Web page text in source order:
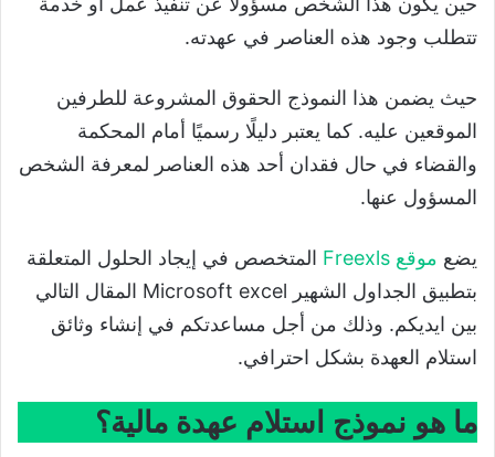
تتطلب وجود هذه العناصر في عهدته.
حيث يضمن هذا النموذج الحقوق المشروعة للطرفين
الموقعين عليه. كما يعتبر دليلًا رسميًا أمام المحكمة
والقضاء في حال فقدان أحد هذه العناصر لمعرفة الشخص
المسؤول عنها.
يضع موقع Freexls
المتخصص في إيجاد الحلول المتعلقة
بتطبيق الجداول الشهير Microsoft excel المقال التالي
بين ايديكم. وذلك من أجل مساعدتكم في إنشاء وثائق
استلام العهدة بشكل احترافي.
ما هو نموذج استلام عهدة مالية؟